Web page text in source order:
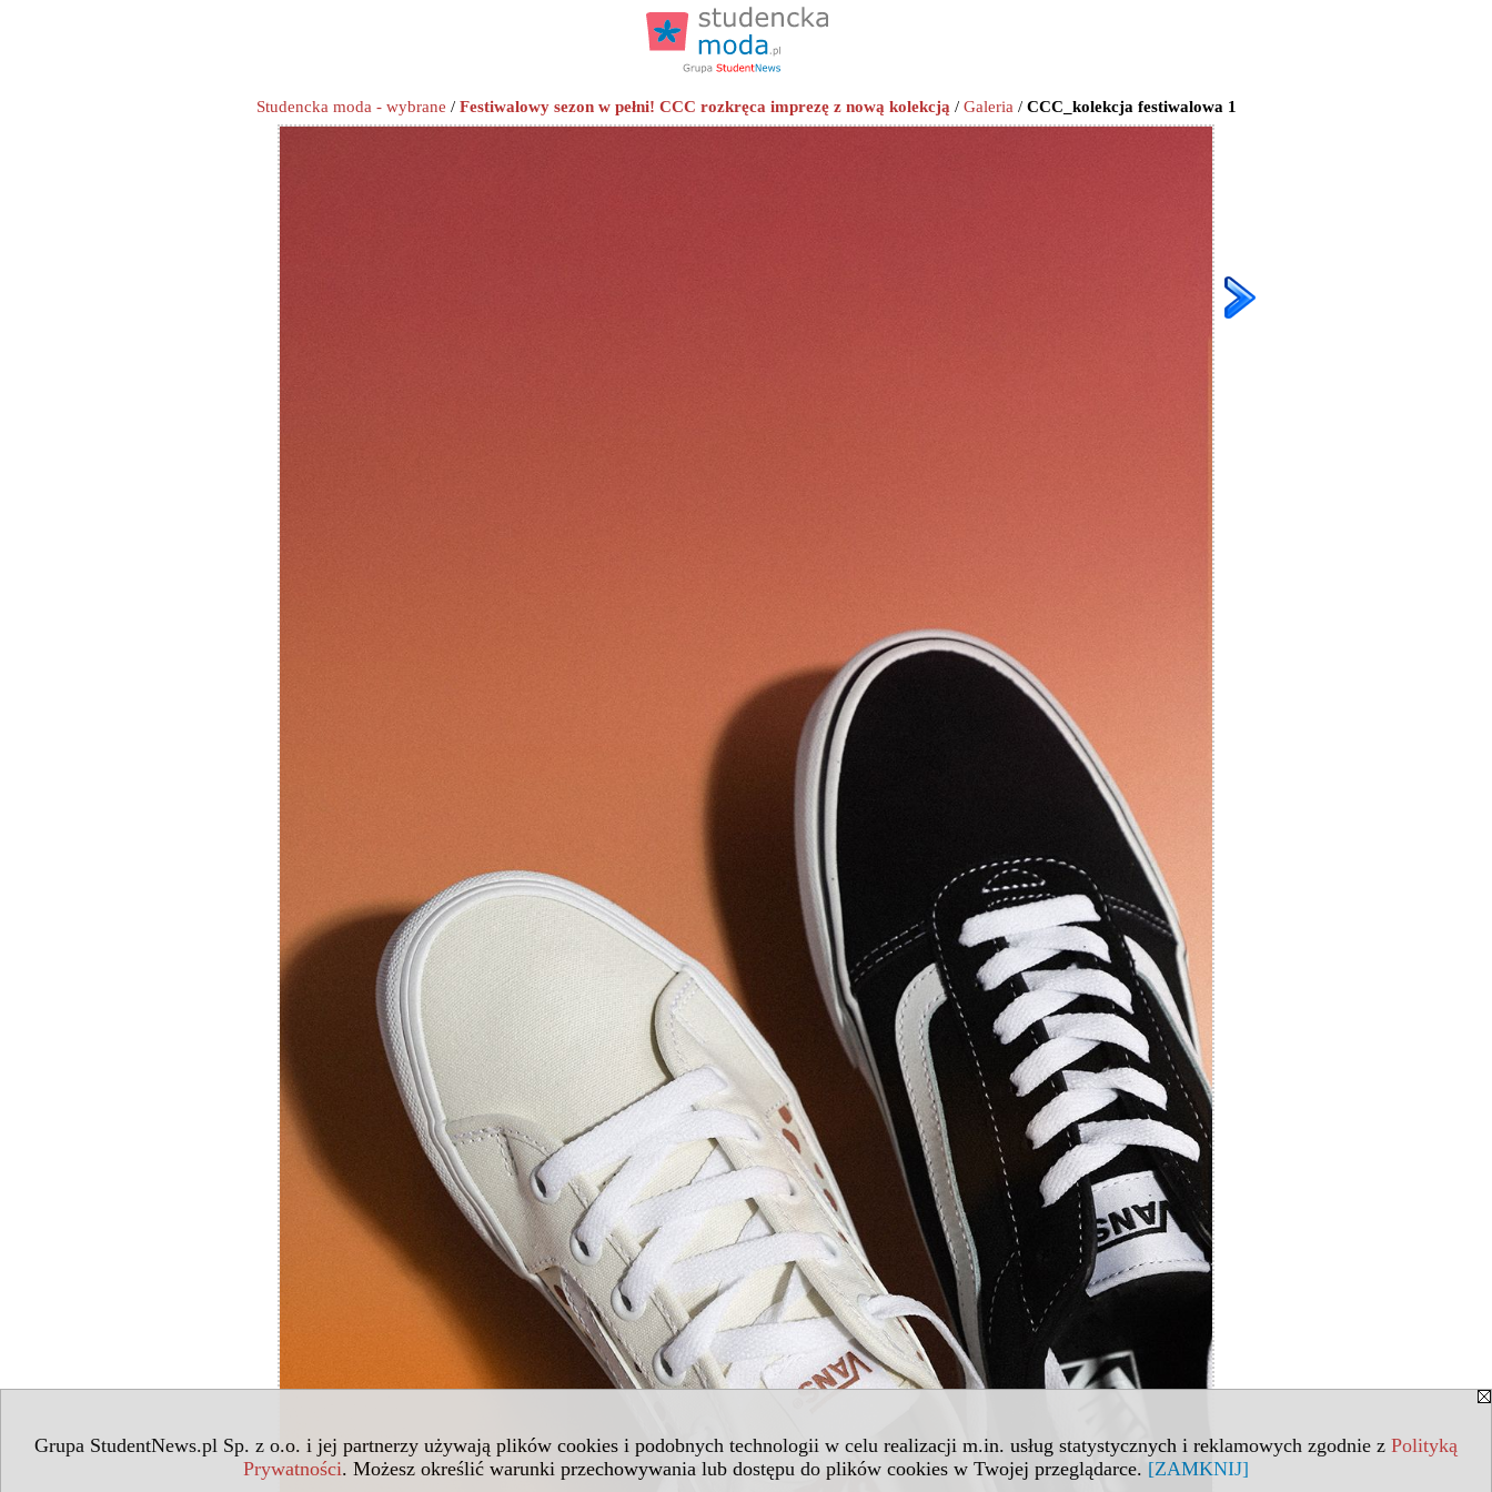
Grupa StudentNews.pl Sp. z o.o. i jej partnerzy używają plików cookies i podobnych technologii w celu realizacji m.in. usług statystycznych i reklamowych zgodnie z Polityką
Prywatności. Możesz określić warunki przechowywania lub dostępu do plików cookies w Twojej przeglądarce. [ZAMKNIJ]
Studencka moda - wybrane / Festiwalowy sezon w pełni! CCC rozkręca imprezę z nową kolekcją / Galeria / CCC_kolekcja festiwalowa 1